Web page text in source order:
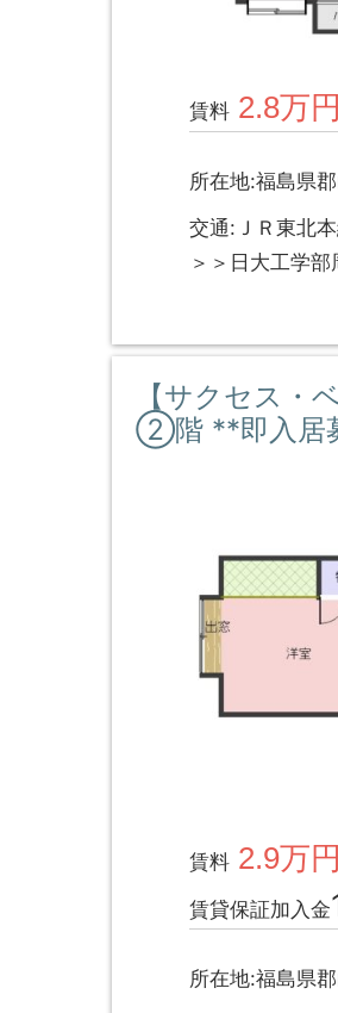
賃料2.8万円
所在地:福島県
交通:ＪＲ東北
＞＞日大工学
【サクセス・
②階 **即入居
賃料2.9万円
賃貸保証加入金
所在地:福島県